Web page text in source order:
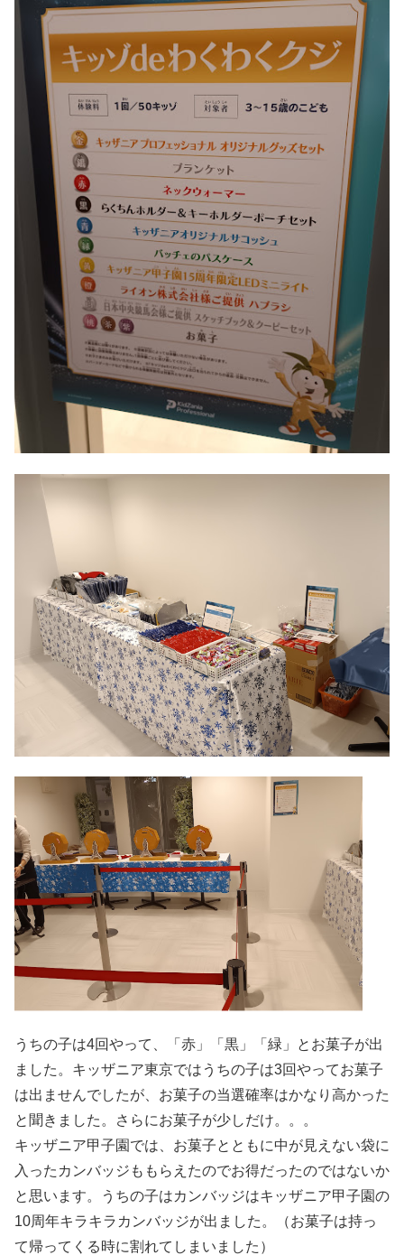
うちの子は4回やって、「赤」「黒」「緑」とお菓子が出
ました。キッザニア東京ではうちの子は3回やってお菓子
は出ませんでしたが、お菓子の当選確率はかなり高かった
と聞きました。さらにお菓子が少しだけ。。。
キッザニア甲子園では、お菓子とともに中が見えない袋に
入ったカンバッジももらえたのでお得だったのではないか
と思います。うちの子はカンバッジはキッザニア甲子園の
10周年キラキラカンバッジが出ました。（お菓子は持っ
て帰ってくる時に割れてしまいました）